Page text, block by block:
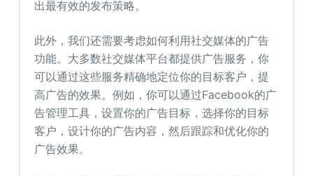
出最有效的发布策略。
此外，我们还需要考虑如何利用社交媒体的广告
功能。大多数社交媒体平台都提供广告服务，你
可以通过这些服务精确地定位你的目标客户，提
高广告的效果。例如，你可以通过Facebook的广
告管理工具，设置你的广告目标，选择你的目标
客户，设计你的广告内容，然后跟踪和优化你的
广告效果。